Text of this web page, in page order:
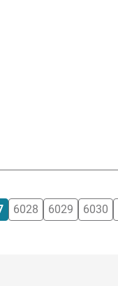
6028 6029 6030